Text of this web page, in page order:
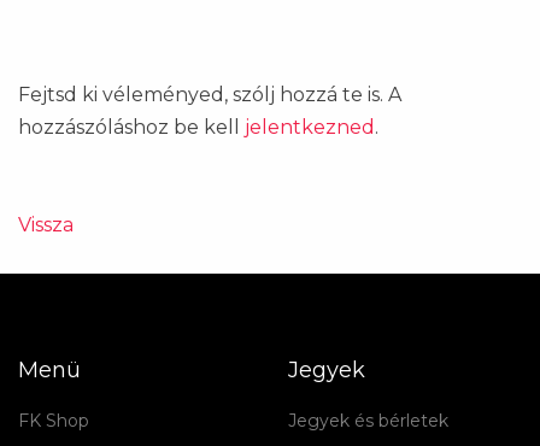
Fejtsd ki véleményed, szólj hozzá te is. A
hozzászóláshoz be kell jelentkezned .
Vissza
Menü
FK Shop
Jegyek
Jegyek és bérletek